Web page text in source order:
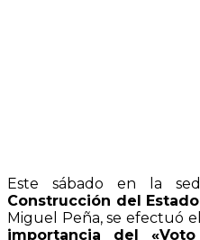
Este sábado en la
Construcción del
Miguel Peña, se efectuó
importancia del